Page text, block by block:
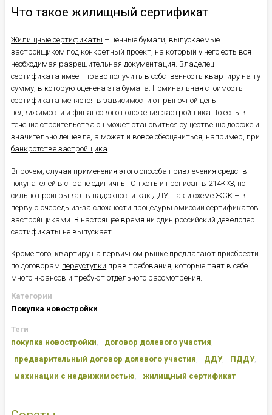
Что такое жилищный сертификат
Жилищные сертификаты – ценные бумаги, выпускаемые
застройщиком под конкретный проект, на который у него есть вся
необходимая разрешительная документация. Владелец
сертификата имеет право получить в собственность квартиру на ту
сумму, в которую оценена эта бумага. Номинальная стоимость
сертификата меняется в зависимости от рыночной цены
недвижимости и финансового положения застройщика. То есть в
течение строительства он может становиться существенно дороже и
значительно дешевле, а может и вовсе обесцениться, например, при
банкротстве застройщика.
Впрочем, случаи применения этого способа привлечения средств
покупателей в стране единичны. Он хоть и прописан в 214-ФЗ, но
сильно проигрывал в надежности как ДДУ, так и схеме ЖСК – в
первую очередь из-за сложности процедуры эмиссии сертификатов
застройщиками. В настоящее время ни один российский девелопер
сертификаты не выпускает.
Кроме того, квартиру на первичном рынке предлагают приобрести
по договорам переуступки прав требования, которые таят в себе
много нюансов и требуют отдельного рассмотрения.
Категории
Покупка новостройки
Теги
покупка новостройки
договор долевого участия
предварительный договор долевого участия
ДДУ
ПДДУ
махинации с недвижимостью
жилищный сертификат